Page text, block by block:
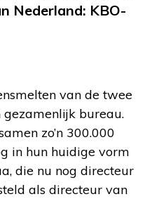
Nederland: KBO-
van de twee
bureau.
zo’n 300.000
in hun huidige vorm
die nu nog directeur
als directeur van